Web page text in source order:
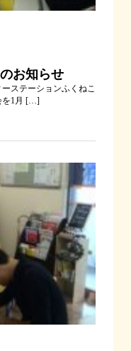
お知らせ
ステーションふくねこ
を1月 […]